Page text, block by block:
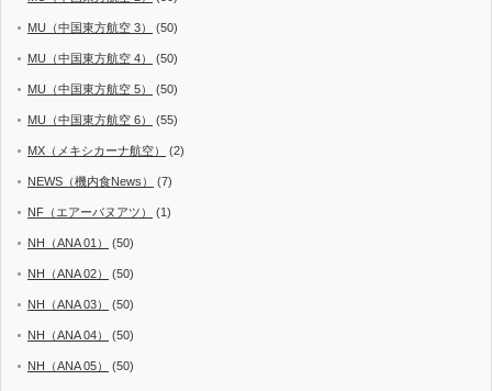
MU（中国東方航空 3） (50)
MU（中国東方航空 4） (50)
MU（中国東方航空 5） (50)
MU（中国東方航空 6） (55)
MX（メキシカーナ航空） (2)
NEWS（機内食News） (7)
NF（エアーバヌアツ） (1)
NH（ANA 01） (50)
NH（ANA 02） (50)
NH（ANA 03） (50)
NH（ANA 04） (50)
NH（ANA 05） (50)